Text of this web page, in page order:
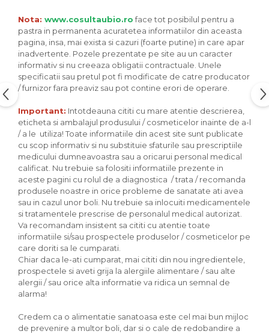
Mixuri, condimente si mirodenii
Mixuri
Condimente
Mirodenii
Maioneza bio
Pesto Bio
Semipreparate
Specialitati si produse asiatice
Nota: www.cosultaubio.roface tot posibilul pentru a
pastra in permanenta acuratetea informatiilor din aceasta
pagina, insa, mai exista si cazuri (foarte putine) in care apar
inadvertente. Pozele prezentate pe site au un caracter
informativ si nu creeaza obligatii contractuale. Unele
specificatii sau pretul pot fi modificate de catre producator
/ furnizor fara preaviz sau pot contine erori de operare.
Important: Intotdeauna cititi cu mare atentie descrierea,
eticheta si ambalajul produsului / cosmeticelor inainte de a-l
/ a le utiliza! Toate informatiile din acest site sunt publicate
cu scop informativ si nu substituie sfaturile sau prescriptiile
medicului dumneavoastra sau a oricarui personal medical
calificat. Nu trebuie sa folositi informatiile prezente in
aceste pagini cu rolul de a diagnostica / trata / recomanda
produsele noastre in orice probleme de sanatate ati avea
sau in cazul unor boli. Nu trebuie sa inlocuiti medicamentele
si tratamentele prescrise de personalul medical autorizat.
Va recomandam insistent sa cititi cu atentie toate
informatiile si/sau prospectele produselor / cosmeticelor pe
care doriti sa le cumparati.
Chiar daca le-ati cumparat, mai cititi din nou ingredientele,
prospectele si aveti grija la alergiile alimentare / sau alte
alergii / sau orice alta informatie va ridica un semnal de
alarma!
Credem ca o alimentatie sanatoasa este cel mai bun mijloc
de prevenire a multor boli, dar si o cale de redobandire a